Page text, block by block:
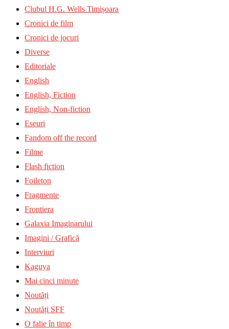
Clubul H.G. Wells Timișoara
Cronici de film
Cronici de jocuri
Diverse
Editoriale
English
English, Fiction
English, Non-fiction
Eseuri
Fandom off the record
Filme
Flash fiction
Foileton
Fragmente
Frontiera
Galaxia Imaginarului
Imagini / Grafică
Interviuri
Kaguya
Mai cinci minute
Noutăți
Noutăți SFF
O falie în timp